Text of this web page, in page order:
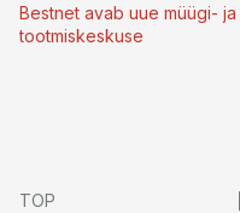
Bestnet avab uue müügi- ja
tootmiskeskuse
TOP